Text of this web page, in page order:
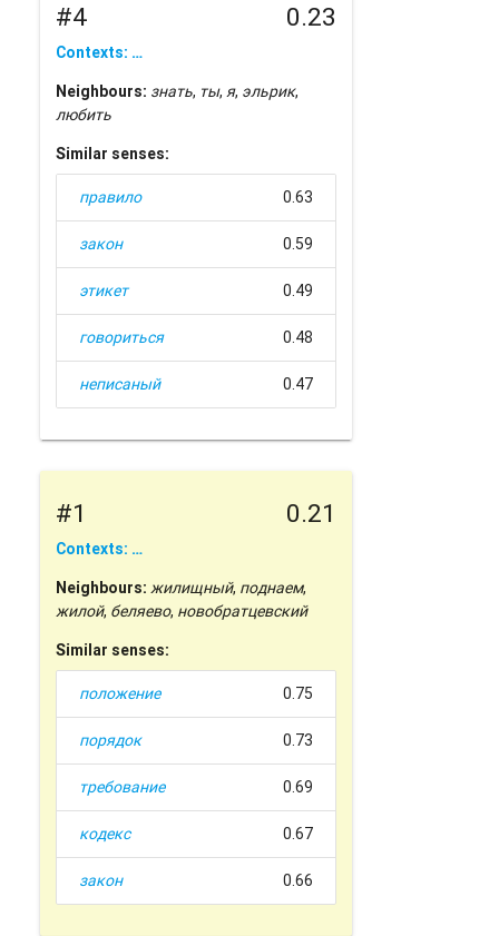
#4 0.23
Contexts: …
Neighbours: знать, ты,я, эльрик,
любить
Similar senses:
правило 0.63
закон 0.59
этикет 0.49
говориться 0.48
неписаный 0.47
#1 0.21
Contexts: …
Neighbours: жилищный, поднаем,
жилой, беляево, новобратцевский
Similar senses:
положение 0.75
порядок 0.73
требование 0.69
кодекс 0.67
закон 0.66